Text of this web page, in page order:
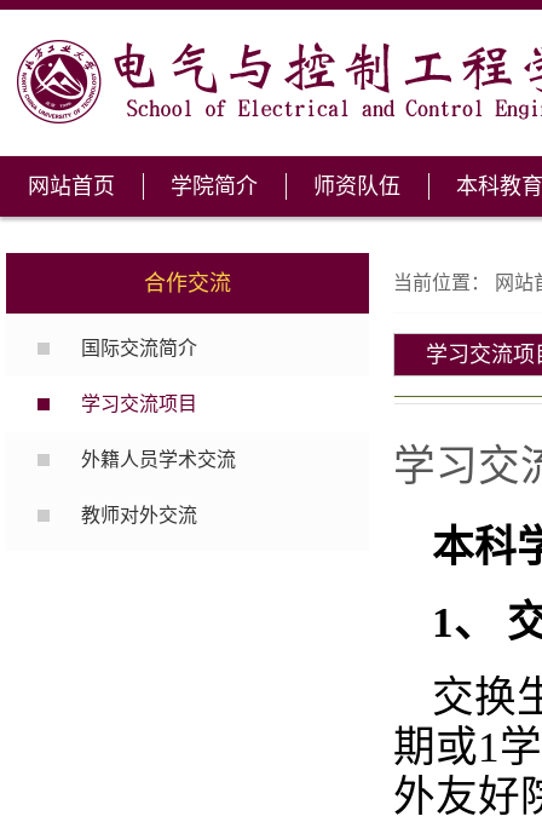
网站首页 学院简介 师资队伍 本科教育
合作交流
国际交流简介
学习交流项目
外籍人员学术交流
教师对外交流
当前位置： 网站
学习交流项
学习交
本科
1、
交换
期或1
外友好